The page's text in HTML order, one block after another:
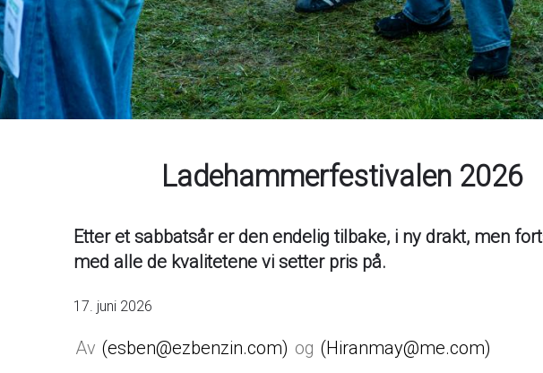
Ladehammerfestivalen 2026
Etter et sabbatsår er den endelig tilbake, i ny drakt, men
med alle de kvalitetene vi setter pris på.
17. juni 2026
esben@ezbenzin.com
Hiranmay@me.com